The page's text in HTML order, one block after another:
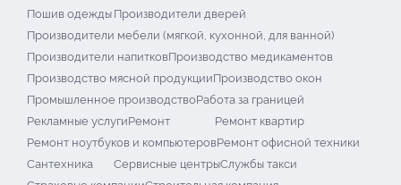
Пошив одежды Производители дверей
Производители мебели (мягкой, кухонной, для ванной)
Производители напитковПроизводство медикаментов
Производство мясной продукцииПроизводство окон
Промышленное производствоРабота за границей
Рекламные услугиРемонт
Ремонт квартир
Ремонт ноутбуков и компьютеровРемонт офисной техники
Сантехника
Сервисные центрыСлужбы такси